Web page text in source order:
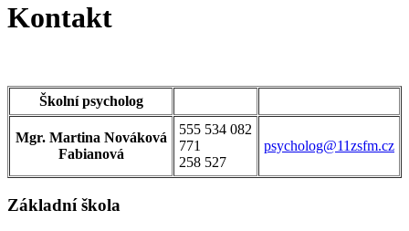
Kontakt
Školní psycholog
Mgr. Martina Nováková
Fabianová
555 534 082
771
258 527
psycholog@11zsfm.cz
Základní škola